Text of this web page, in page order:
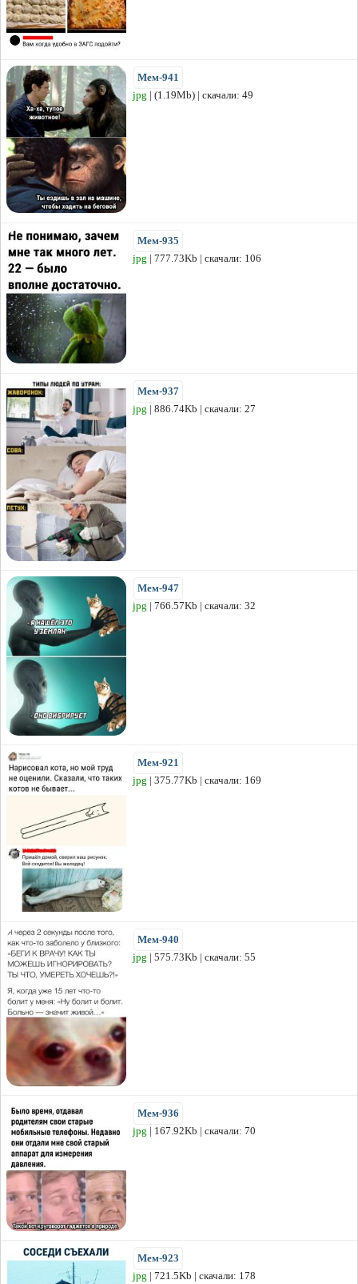
Мем-941
jpg | (1.19Mb) | скачали: 49
Мем-935
jpg | 777.73Kb | скачали: 106
Мем-937
jpg | 886.74Kb | скачали: 27
Мем-947
jpg | 766.57Kb | скачали: 32
Мем-921
jpg | 375.77Kb | скачали: 169
Мем-940
jpg | 575.73Kb | скачали: 55
Мем-936
jpg | 167.92Kb | скачали: 70
Мем-923
jpg | 721.5Kb | скачали: 178